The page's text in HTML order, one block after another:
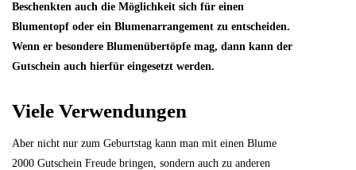
Beschenkten auch die Möglichkeit sich für einen
Blumentopf oder ein Blumenarrangement zu entscheiden.
Wenn er besondere Blumenübertöpfe mag, dann kann der
Gutschein auch hierfür eingesetzt werden.
Viele Verwendungen
Aber nicht nur zum Geburtstag kann man mit einen Blume
2000 Gutschein Freude bringen, sondern auch zu anderen